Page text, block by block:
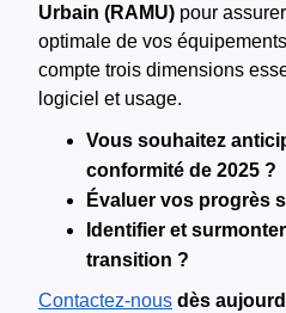
Urbain (RAMU) pour
optimale de vos
compte trois dimensions
logiciel et usage.
Vous souhaitez
conformité de 2025 ?
Évaluer vos progrès
Identifier et
transition ?
Contactez-nous dès